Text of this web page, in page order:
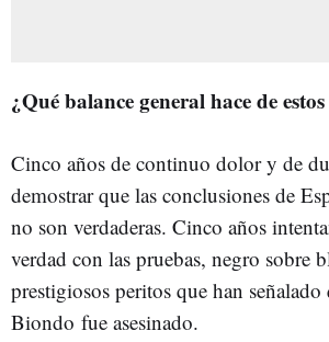
¿Qué balance general hace de
Cinco años de continuo dolor y de
demostrar que las conclusiones de
no son verdaderas. Cinco años
verdad con las pruebas, negro sobre
prestigiosos peritos que han
Biondo fue asesinado.